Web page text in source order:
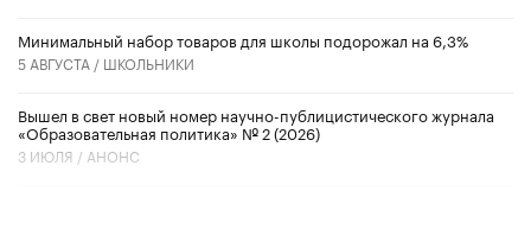
Минимальный набор товаров для школы подорожал на 6,3%
5 АВГУСТА / ШКОЛЬНИКИ
Вышел в свет новый номер научно-публицистического журнала
«Образовательная политика» № 2 (2026)
3 ИЮЛЯ / АНОНС